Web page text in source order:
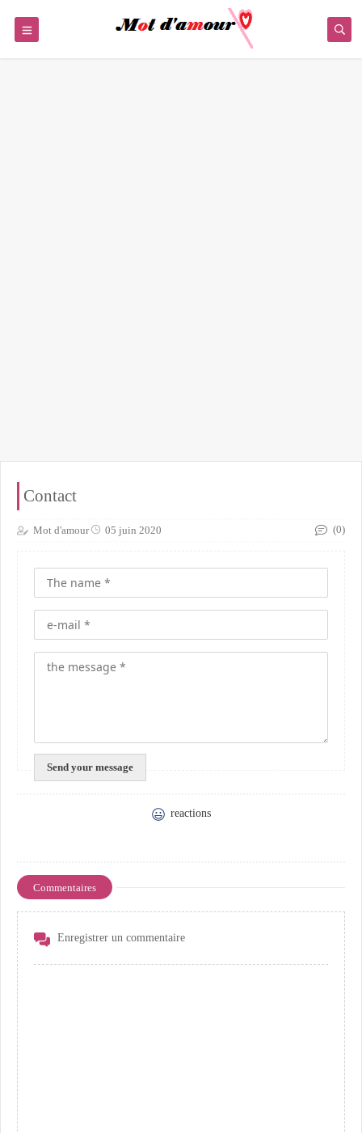
Contact
Mot d'amour 05 juin 2020 (0)
reactions
Commentaires
Enregistrer un commentaire